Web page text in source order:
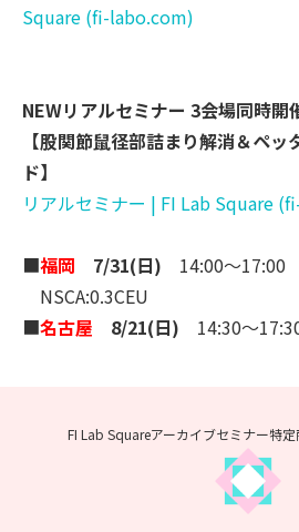
Square (fi-labo.com)
NEWリアルセミナー 3会場同時開
【股関節鼠径部詰まり解消＆ペッ
ド】
リアルセミナー | FI Lab Square
■福岡 7/31(日) 14:00～17:00
NSCA:0.3CEU
■名古屋 8/21(日) 14:30～
FI Lab Squareアーカイブセミナー特定